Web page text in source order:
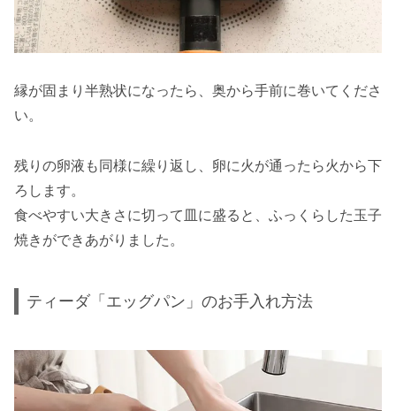
縁が固まり半熟状になったら、奥から手前に巻いてくださ
い。
残りの卵液も同様に繰り返し、卵に火が通ったら火から下
ろします。
食べやすい大きさに切って皿に盛ると、ふっくらした玉子
焼きができあがりました。
ティーダ「エッグパン」のお手入れ方法